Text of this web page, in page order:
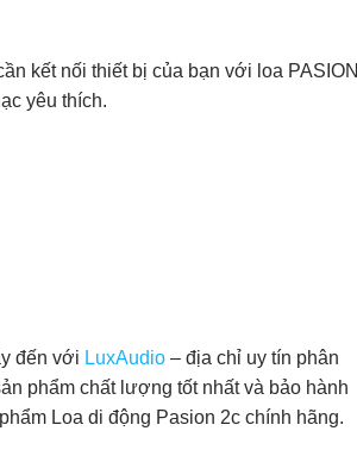
kết nối thiết bị của bạn với loa PASION
yêu thích.
đến với LuxAudio– địa chỉ uy tín phân
phẩm chất lượng tốt nhất và bảo hành
Loa di động Pasion 2c chính hãng.